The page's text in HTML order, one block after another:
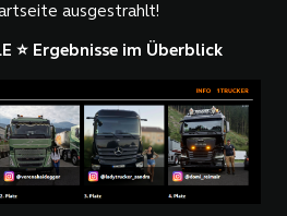
ausgestrahlt!
⭐ Ergebnisse im Überblick